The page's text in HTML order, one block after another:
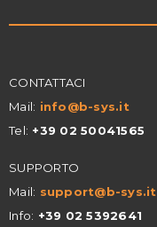
CONTATTACI
Mail: info@b-sys.it
Tel: +39 02 50041565
SUPPORTO
Mail: support@b-sys.it
Info: +39 02 5392641